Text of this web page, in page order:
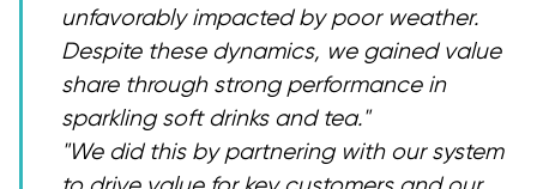
unfavorably impacted by poor weather.
Despite these dynamics, we gained value
share through strong performance in
sparkling soft drinks and tea.
We did this by partnering with our system